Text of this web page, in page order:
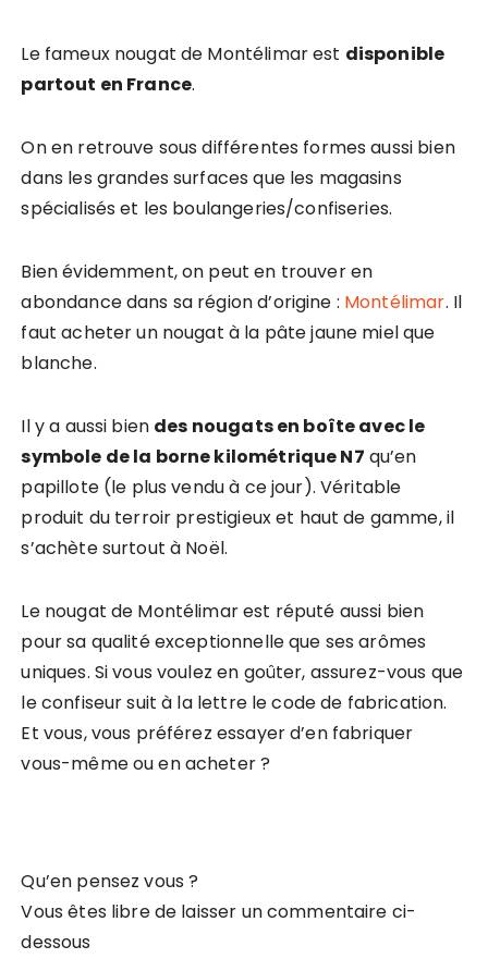
Le fameux nougat de Montélimar est disponible
partout en France.
On en retrouve sous différentes formes aussi bien
dans les grandes surfaces que les magasins
spécialisés et les boulangeries/confiseries.
Bien évidemment, on peut en trouver en
abondance dans sa région d’origine : Montélimar. Il
faut acheter un nougat à la pâte jaune miel que
blanche.
Il y a aussi bien des nougats en boîte avec le
symbole de la borne kilométrique N7 qu’en
papillote (le plus vendu à ce jour). Véritable
produit du terroir prestigieux et haut de gamme, il
s’achète surtout à Noël.
Le nougat de Montélimar est réputé aussi bien
pour sa qualité exceptionnelle que ses arômes
uniques. Si vous voulez en goûter, assurez-vous que
le confiseur suit à la lettre le code de fabrication.
Et vous, vous préférez essayer d’en fabriquer
vous-même ou en acheter ?
Qu’en pensez vous ?
Vous êtes libre de laisser un commentaire ci-
dessous